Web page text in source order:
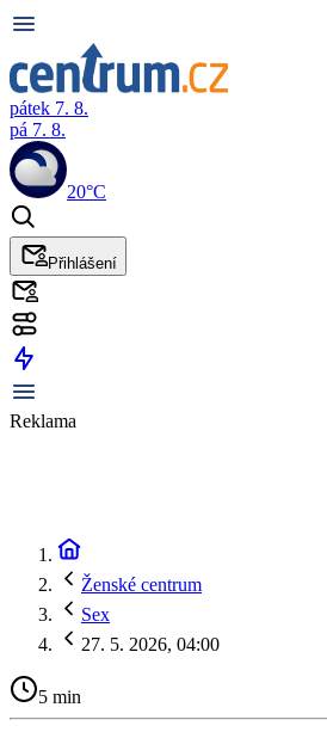
pátek 7. 8.
pá 7. 8.
20°C
Přihlášení
Reklama
Ženské centrum
Sex
27. 5. 2026, 04:00
5 min